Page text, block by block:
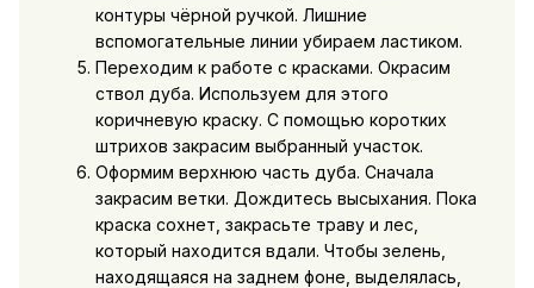
контуры чёрной ручкой. Лишние
вспомогательные линии убираем ластиком.
Переходим к работе с красками. Окрасим
ствол дуба. Используем для этого
коричневую краску. С помощью коротких
штрихов закрасим выбранный участок.
Оформим верхнюю часть дуба. Сначала
закрасим ветки. Дождитесь высыхания. Пока
краска сохнет, закрасьте траву и лес,
который находится вдали. Чтобы зелень,
находящаяся на заднем фоне, выделялась,